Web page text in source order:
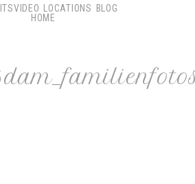
LOCATIONS
BLOG
HOME